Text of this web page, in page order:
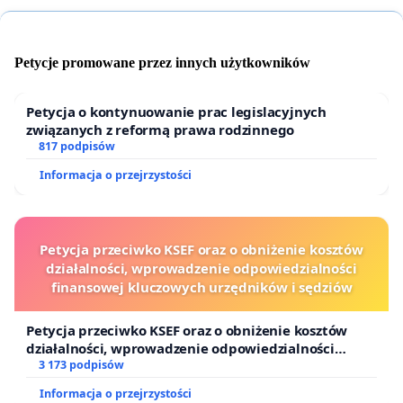
Petycje promowane przez innych użytkowników
Petycja o kontynuowanie prac legislacyjnych
związanych z reformą prawa rodzinnego
817 podpisów
Informacja o przejrzystości
Petycja przeciwko KSEF oraz o obniżenie kosztów
działalności, wprowadzenie odpowiedzialności
finansowej kluczowych urzędników i sędziów
Petycja przeciwko KSEF oraz o obniżenie kosztów
działalności, wprowadzenie odpowiedzialności
finansowej kluczowych urzędników i sędziów
3 173 podpisów
Informacja o przejrzystości